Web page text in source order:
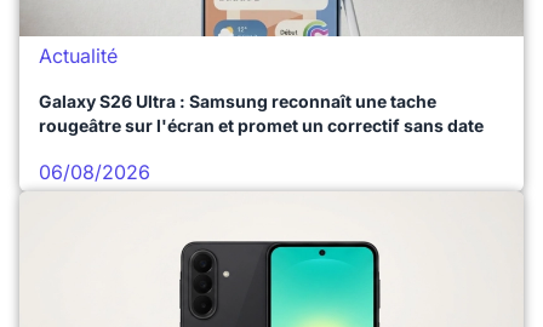
Actualité
Galaxy S26 Ultra : Samsung reconnaît une tache
rougeâtre sur l'écran et promet un correctif sans date
06/08/2026